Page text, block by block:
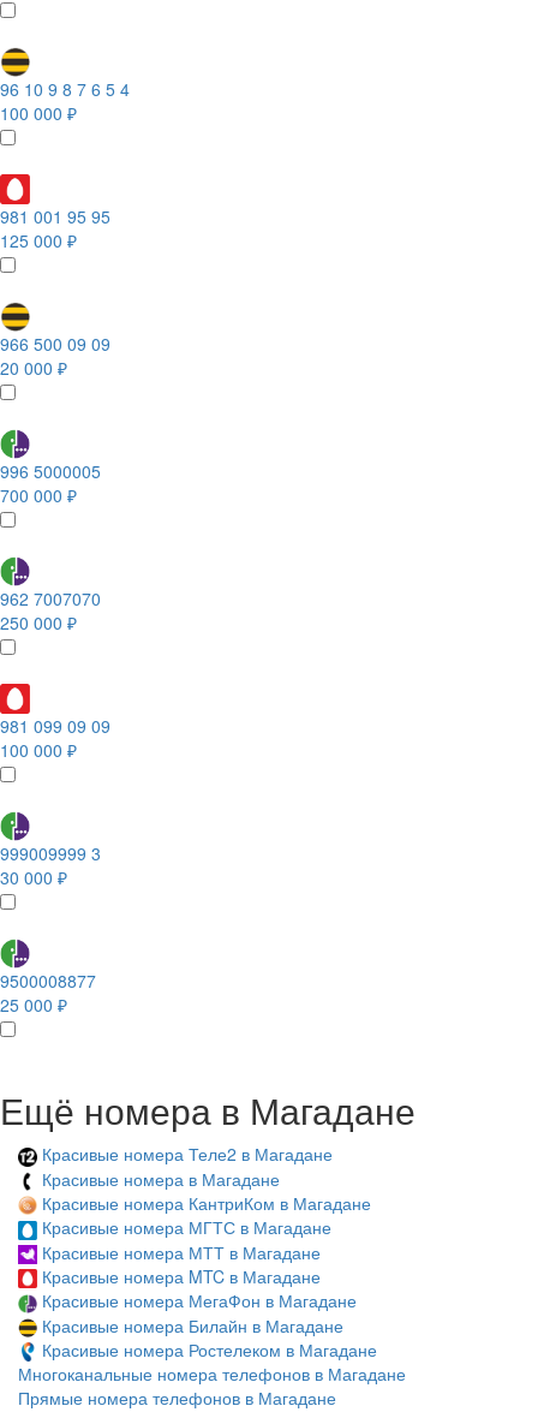
96 10 9 8 7 6 5 4
100 000 ₽
981 001 95 95
125 000 ₽
966 500 09 09
20 000 ₽
996 5000005
700 000 ₽
962 7007070
250 000 ₽
981 099 09 09
100 000 ₽
999009999 3
30 000 ₽
9500008877
25 000 ₽
Ещё номера в Магадане
Красивые номера Теле2 в Магадане
Красивые номера в Магадане
Красивые номера КантриКом в Магадане
Красивые номера МГТС в Магадане
Красивые номера МТТ в Магадане
Красивые номера MTC в Магадане
Красивые номера МегаФон в Магадане
Красивые номера Билайн в Магадане
Красивые номера Ростелеком в Магадане
Многоканальные номера телефонов в Магадане
Прямые номера телефонов в Магадане